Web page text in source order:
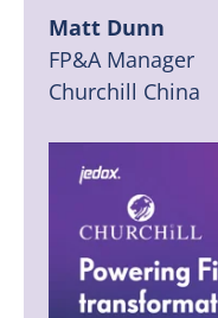
Matt Dunn
FP&A Manager
Churchill China